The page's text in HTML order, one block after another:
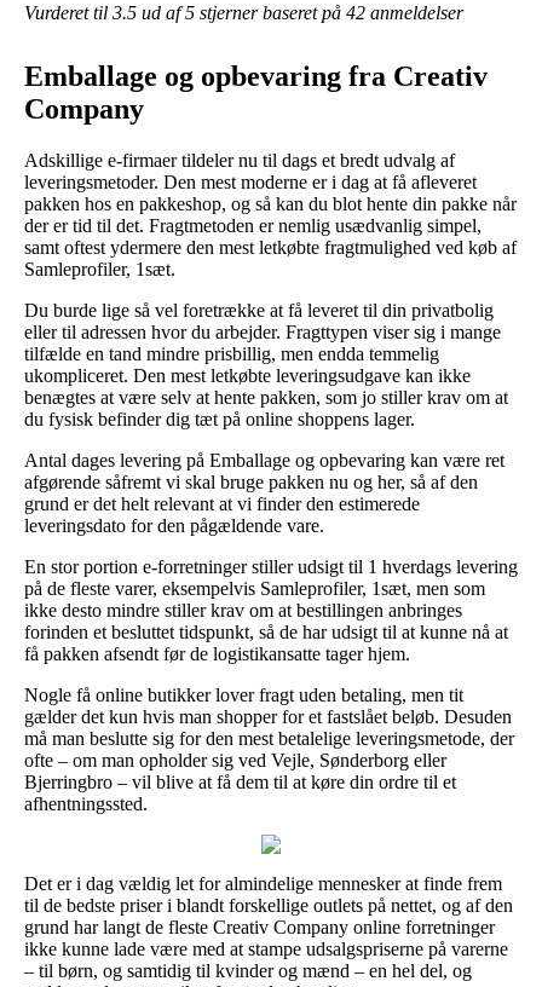
Vurderet til 3.5 ud af 5 stjerner baseret på 42 anmeldelser
Emballage og opbevaring fra Creativ
Company
Adskillige e-firmaer tildeler nu til dags et bredt udvalg af
leveringsmetoder. Den mest moderne er i dag at få afleveret
pakken hos en pakkeshop, og så kan du blot hente din pakke når
der er tid til det. Fragtmetoden er nemlig usædvanlig simpel,
samt oftest ydermere den mest letkøbte fragtmulighed ved køb af
Samleprofiler, 1sæt.
Du burde lige så vel foretrække at få leveret til din privatbolig
eller til adressen hvor du arbejder. Fragttypen viser sig i mange
tilfælde en tand mindre prisbillig, men endda temmelig
ukompliceret. Den mest letkøbte leveringsudgave kan ikke
benægtes at være selv at hente pakken, som jo stiller krav om at
du fysisk befinder dig tæt på online shoppens lager.
Antal dages levering på Emballage og opbevaring kan være ret
afgørende såfremt vi skal bruge pakken nu og her, så af den
grund er det helt relevant at vi finder den estimerede
leveringsdato for den pågældende vare.
En stor portion e-forretninger stiller udsigt til 1 hverdags levering
på de fleste varer, eksempelvis Samleprofiler, 1sæt, men som
ikke desto mindre stiller krav om at bestillingen anbringes
forinden et besluttet tidspunkt, så de har udsigt til at kunne nå at
få pakken afsendt før de logistikansatte tager hjem.
Nogle få online butikker lover fragt uden betaling, men tit
gælder det kun hvis man shopper for et fastslået beløb. Desuden
må man beslutte sig for den mest betalelige leveringsmetode, der
ofte – om man opholder sig ved Vejle, Sønderborg eller
Bjerringbro – vil blive at få dem til at køre din ordre til et
afhentningssted.
Det er i dag vældig let for almindelige mennesker at finde frem
til de bedste priser i blandt forskellige outlets på nettet, og af den
grund har langt de fleste Creativ Company online forretninger
ikke kunne lade være med at stampe udsalgspriserne på varerne
– til børn, og samtidig til kvinder og mænd – en hel del, og